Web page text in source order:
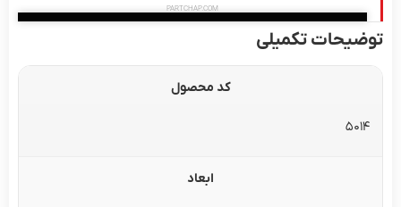
PARTCHAP.COM
توضیحات تکمیلی
کد محصول
5014
ابعاد